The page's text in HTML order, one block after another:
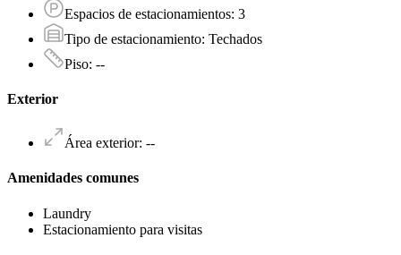
Espacios de estacionamientos: 3
Tipo de estacionamiento: Techados
Piso: --
Exterior
Área exterior: --
Amenidades comunes
Laundry
Estacionamiento para visitas